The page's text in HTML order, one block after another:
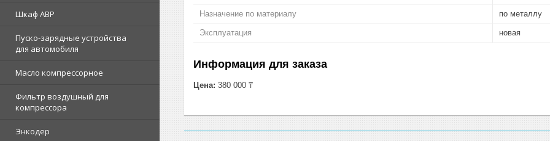
Шкаф АВР
Пуско-зарядные устройства
для автомобиля
Масло компрессорное
Фильтр воздушный для
компрессора
Энкодер
Назначение по материалу по металлу
Эксплуатация новая
Информация для заказа
Цена: 380 000 ₸